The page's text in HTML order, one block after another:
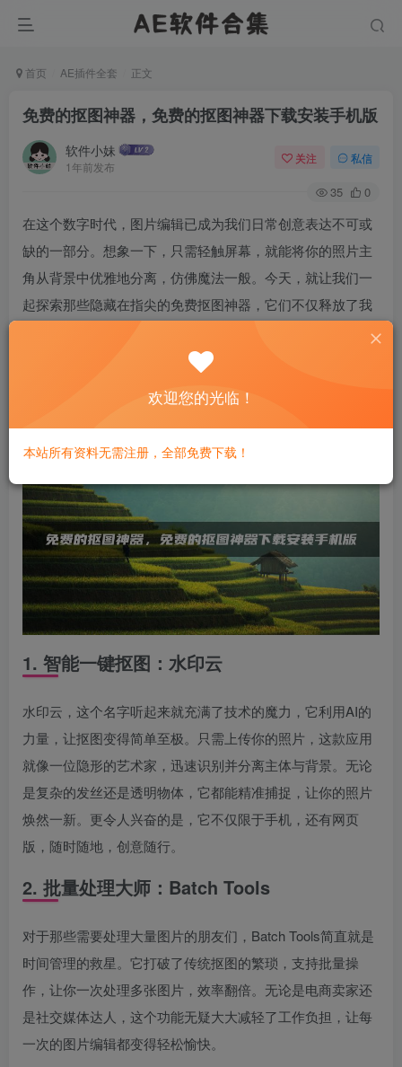
首页 AE插件全套 正文
免费的抠图神器，免费的抠图神器下载安装手机版
软件小妹
1年前发布
关注 私信
35 0
在这个数字时代，图片编辑已成为我们日常创意表达不可或
缺的一部分。想象一下，只需轻触屏幕，就能将你的照片主
角从背景中优雅地分离，仿佛魔法一般。今天，就让我们一
起探索那些隐藏在指尖的免费抠图神器，它们不仅释放了我
们的创造力，还让艺术的门槛变得更加亲民。无需高昂的软
件费用，也不必是专业的设计师，你我都能成为图像处理的
1. 智能一键抠图：水印云
水印云，这个名字听起来就充满了技术的魔力，它利用AI的
力量，让抠图变得简单至极。只需上传你的照片，这款应用
就像一位隐形的艺术家，迅速识别并分离主体与背景。无论
是复杂的发丝还是透明物体，它都能精准捕捉，让你的照片
焕然一新。更令人兴奋的是，它不仅限于手机，还有网页
版，随时随地，创意随行。
2. 批量处理大师：Batch Tools
对于那些需要处理大量图片的朋友们，Batch Tools简直就是
时间管理的救星。它打破了传统抠图的繁琐，支持批量操
作，让你一次处理多张图片，效率翻倍。无论是电商卖家还
是社交媒体达人，这个功能无疑大大减轻了工作负担，让每
一次的图片编辑都变得轻松愉快。
欢迎您的光临！
本站所有资料无需注册，全部免费下载！